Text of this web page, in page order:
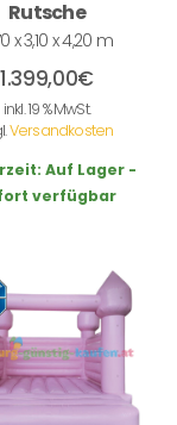
Rutsche
x 3,10 x 4,20 m
1.399,00€
inkl. 19 % MwSt.
Versandkosten
Auf Lager -
verfügbar